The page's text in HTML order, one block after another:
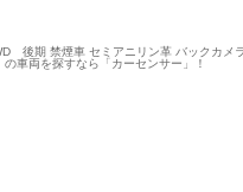
期 禁煙車 セミアニリン革 バックカメ
車両を探すなら「カーセンサー」！